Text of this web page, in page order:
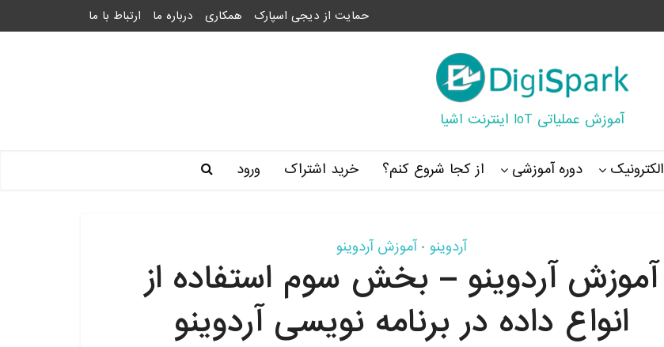
حمایت از دیجی اسپارک همکاری درباره ما ارتباط با ما
آموزش عملیاتی IoT اینترنت اشیا
الکترونیک دوره آموزشی از کجا شروع کنم؟ خرید اشتراک ورود
آردوینو • آموزش آردوینو
آموزش آردوینو – بخش سوم استفاده از
انواع داده در برنامه نویسی آردوینو